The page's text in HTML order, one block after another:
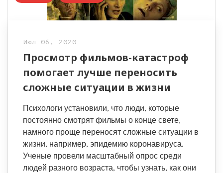
Июл 06, 2020
Просмотр фильмов-катастроф
помогает лучше переносить
сложные ситуации в жизни
Психологи установили, что люди, которые
постоянно смотрят фильмы о конце свете,
намного проще переносят сложные ситуации в
жизни, например, эпидемию коронавируса.
Ученые провели масштабный опрос среди
людей разного возраста, чтобы узнать, как они